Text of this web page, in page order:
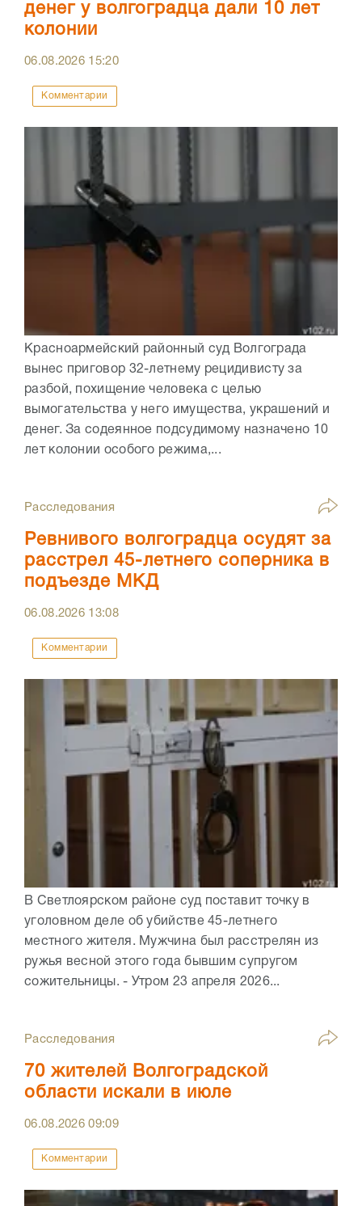
денег у волгоградца дали 10 лет
колонии
06.08.2026 15:20
Комментарии
Красноармейский районный суд Волгограда
вынес приговор 32-летнему рецидивисту за
разбой, похищение человека с целью
вымогательства у него имущества, украшений и
денег. За содеянное подсудимому назначено 10
лет колонии особого режима,...
Расследования
Ревнивого волгоградца осудят за
расстрел 45-летнего соперника в
подъезде МКД
06.08.2026 13:08
Комментарии
В Светлоярском районе суд поставит точку в
уголовном деле об убийстве 45-летнего
местного жителя. Мужчина был расстрелян из
ружья весной этого года бывшим супругом
сожительницы. - Утром 23 апреля 2026...
Расследования
70 жителей Волгоградской
области искали в июле
06.08.202609:09
Комментарии